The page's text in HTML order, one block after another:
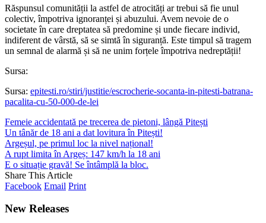
Răspunsul comunității la astfel de atrocități ar trebui să fie unul
colectiv, împotriva ignoranței și abuzului. Avem nevoie de o
societate în care dreptatea să predomine și unde fiecare individ,
indiferent de vârstă, să se simtă în siguranță. Este timpul să tragem
un semnal de alarmă și să ne unim forțele împotriva nedreptății!
Sursa:
Sursa: epitesti.ro/stiri/justitie/escrocherie-socanta-in-pitesti-batrana-
pacalita-cu-50-000-de-lei
Femeie accidentată pe trecerea de pietoni, lângă Pitești
Un tânăr de 18 ani a dat lovitura în Pitești!
Argeșul, pe primul loc la nivel național!
A rupt limita în Argeș: 147 km/h la 18 ani
E o situație gravă! Se întâmplă la bloc.
Share This Article
Facebook Email Print
New Releases